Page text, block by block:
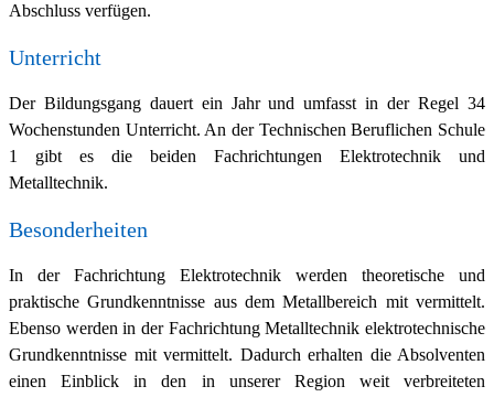
Abschluss verfügen.
Unterricht
Der Bildungsgang dauert ein Jahr und umfasst in der Regel 34
Wochenstunden Unterricht. An der Technischen Beruflichen Schule
1 gibt es die beiden Fachrichtungen Elektrotechnik und
Metalltechnik.
Besonderheiten
In der Fachrichtung Elektrotechnik werden theoretische und
praktische Grundkenntnisse aus dem Metallbereich mit vermittelt.
Ebenso werden in der Fachrichtung Metalltechnik elektrotechnische
Grundkenntnisse mit vermittelt. Dadurch erhalten die Absolventen
einen Einblick in den in unserer Region weit verbreiteten